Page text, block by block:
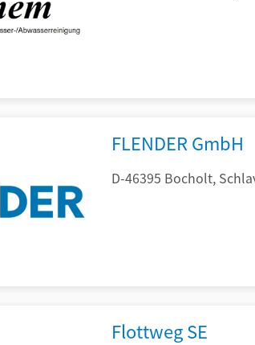
FLENDER GmbH
D-46395 Bocholt,
Flottweg SE